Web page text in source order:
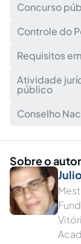
Concurso
Controle do
Requisitos
Atividade
público
Conselho
Sobre o autor